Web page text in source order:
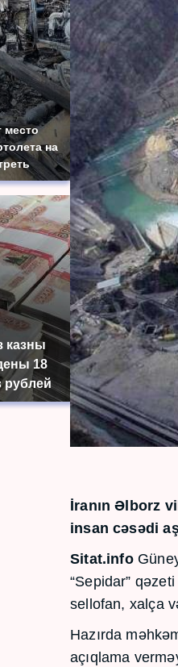
место
на
казны
18
рублей
İranın Əlborz
insan cəsədi
Sitat.info
“Sepidar”
sellofan, xalça
Hazırda
açıqlama